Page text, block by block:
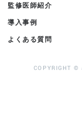
監修医師紹介
導入事例
よくある質問
COPYRIGHT ©